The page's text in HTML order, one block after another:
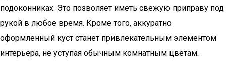
подоконниках. Это позволяет иметь свежую приправу под
рукой в любое время. Кроме того, аккуратно
оформленный куст станет привлекательным элементом
интерьера, не уступая обычным комнатным цветам.